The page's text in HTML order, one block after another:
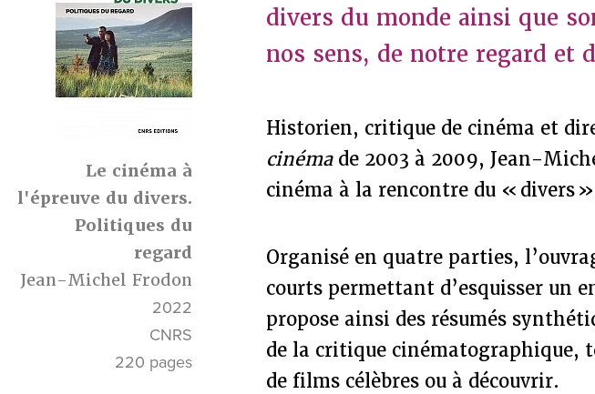
Le cinéma à
l'épreuve du divers.
Politiques du
regard
Jean-Michel Frodon
2022
CNRS
220 pages
divers du monde ainsi que
nos sens, de notre regard et
Historien, critique de cinéma et
cinémade 2003 à 2009, Jean-
cinéma à la rencontre du « divers
Organisé en quatre parties,
courts permettant d’esquisser un
propose ainsi des résumés
de la critique cinématographique,
de films célèbres ou à découvrir.